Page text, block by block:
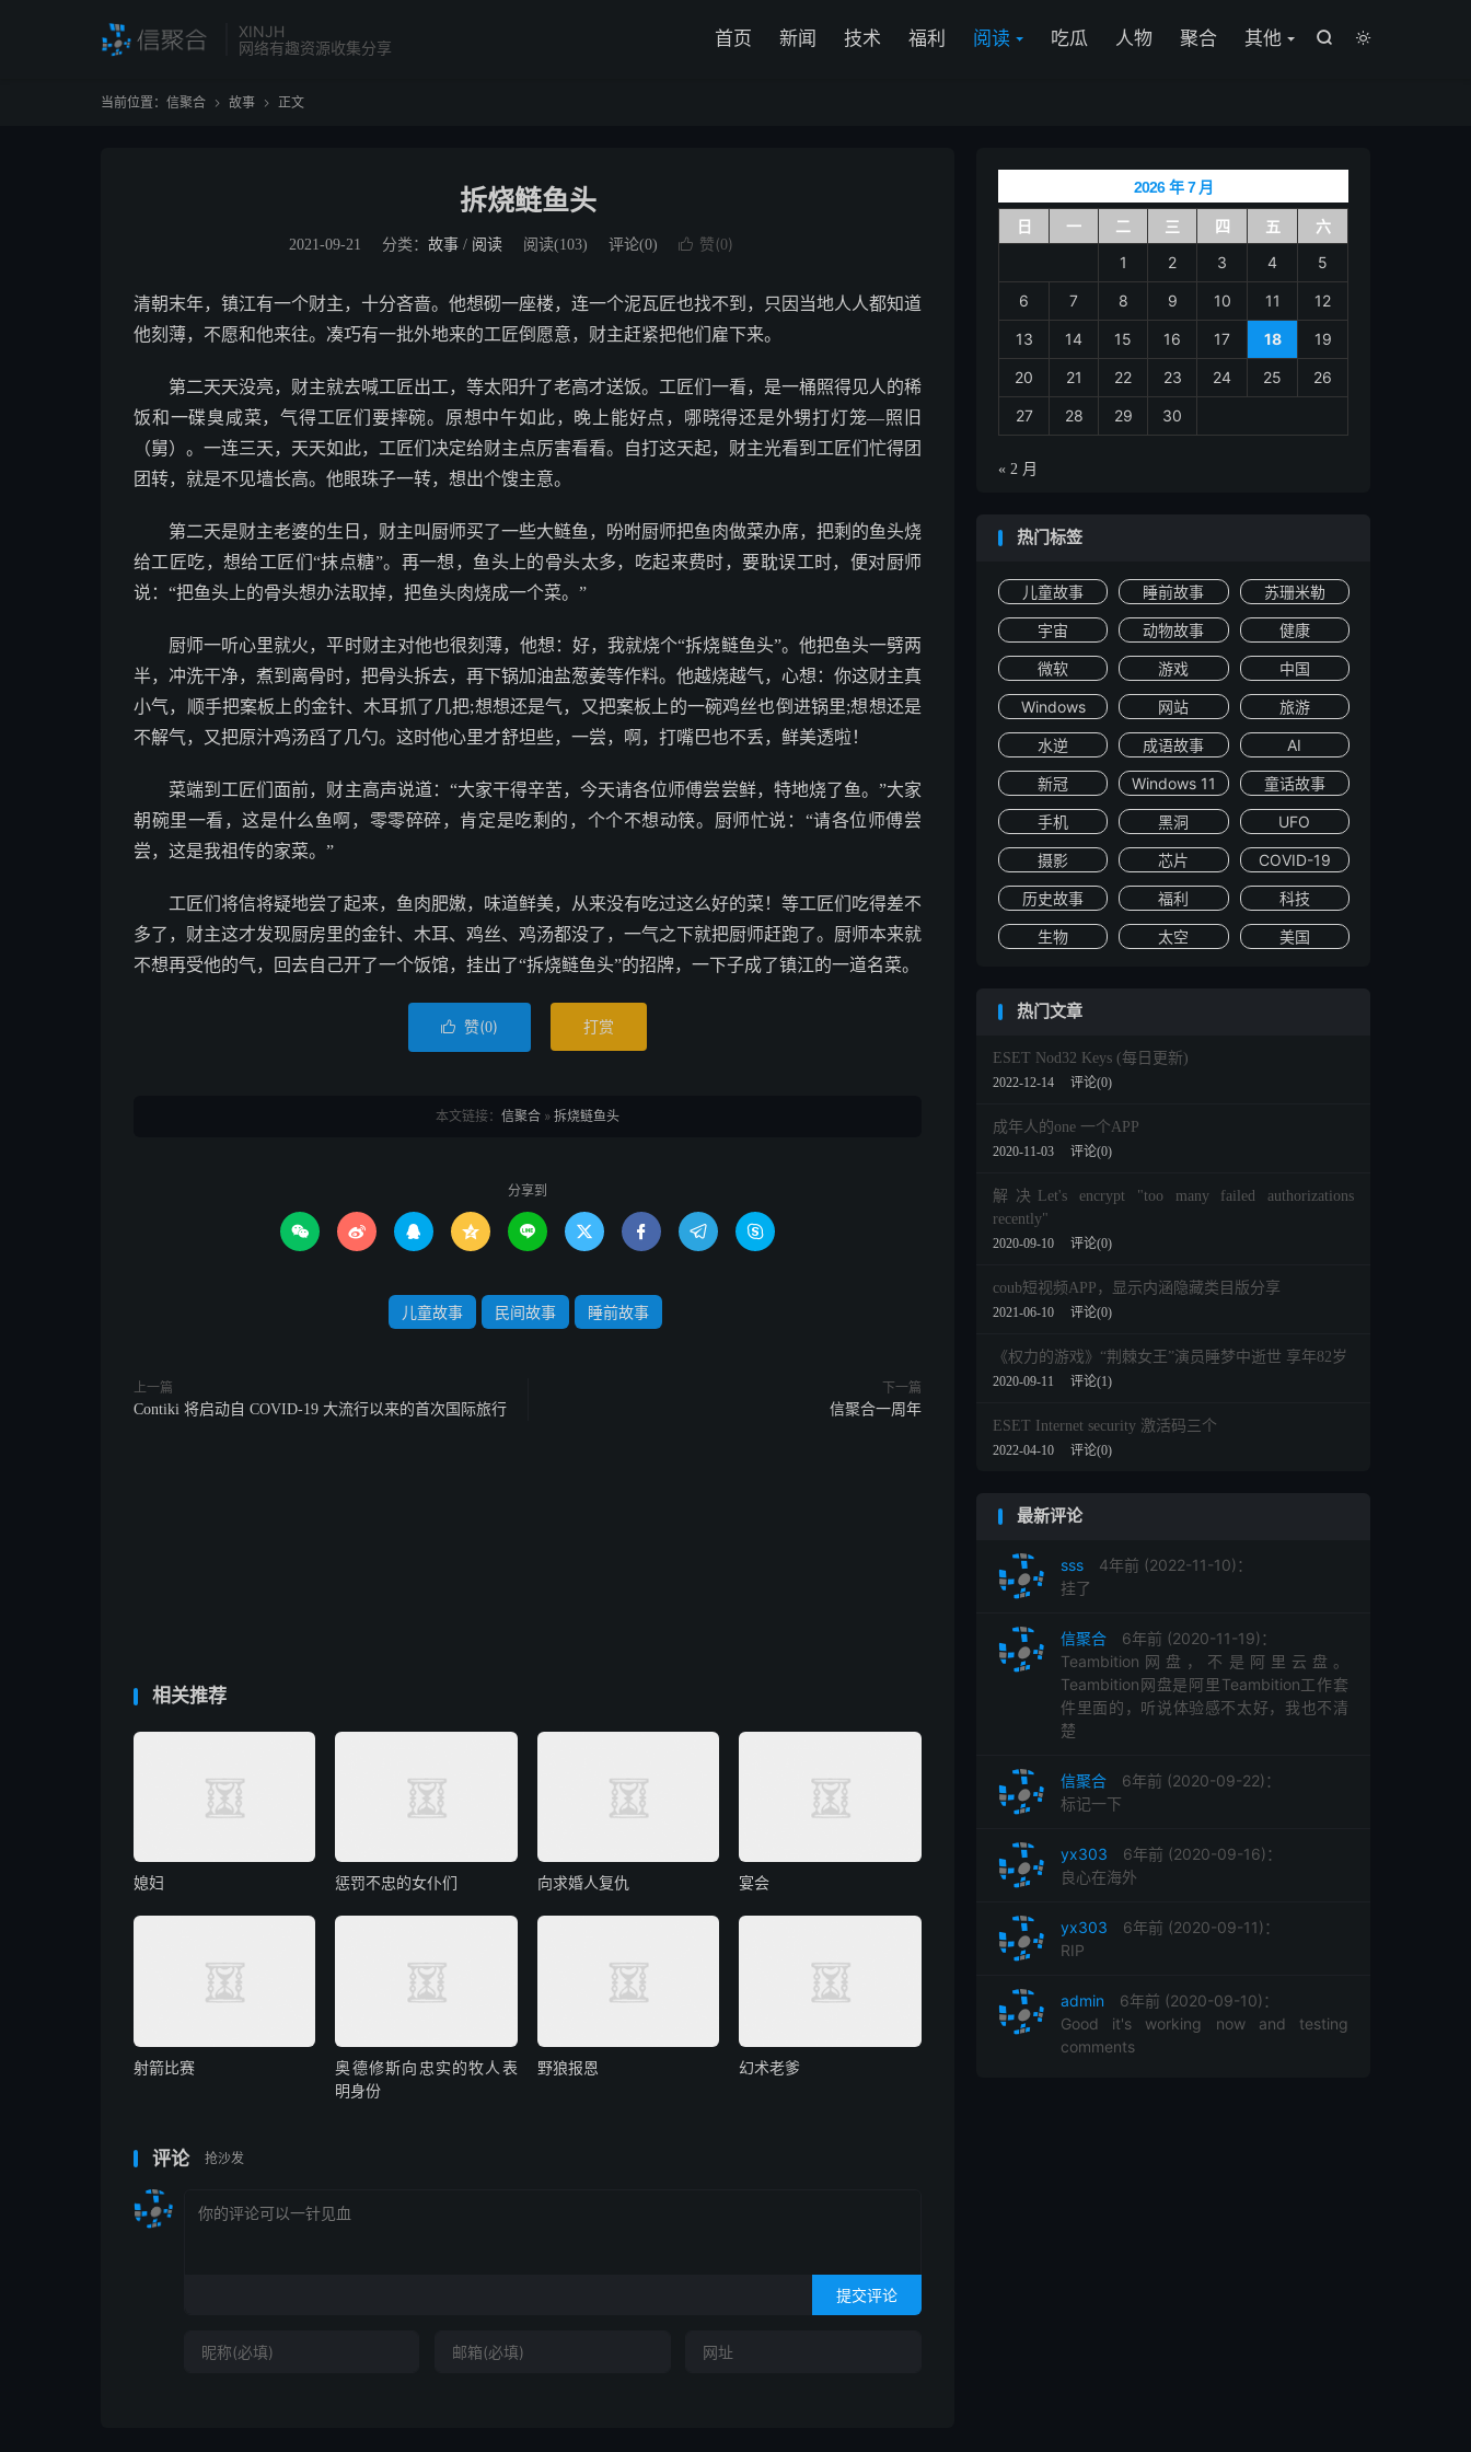
XINJH
网络有趣资源收集分享


首页 新闻 技术 福利 阅读 吃瓜 人物 聚合 其他
当前位置： 信聚合  故事  正文
拆烧鲢鱼头
2021-09-21 分类： 故事 / 阅读 阅读(103) 评论(0)  赞(0)
清朝末年，镇江有一个财主，十分吝啬。他想砌一座楼，连一个泥瓦匠也找不到，只因当地人人都知道
他刻薄，不愿和他来往。凑巧有一批外地来的工匠倒愿意，财主赶紧把他们雇下来。
第二天天没亮，财主就去喊工匠出工，等太阳升了老高才送饭。工匠们一看，是一桶照得见人的稀
饭和一碟臭咸菜，气得工匠们要摔碗。原想中午如此，晚上能好点，哪晓得还是外甥打灯笼—照旧
（舅）。一连三天，天天如此，工匠们决定给财主点厉害看看。自打这天起，财主光看到工匠们忙得团
团转，就是不见墙长高。他眼珠子一转，想出个馊主意。
第二天是财主老婆的生日，财主叫厨师买了一些大鲢鱼，吩咐厨师把鱼肉做菜办席，把剩的鱼头烧
给工匠吃，想给工匠们“抹点糖”。再一想，鱼头上的骨头太多，吃起来费时，要耽误工时，便对厨师
说：“把鱼头上的骨头想办法取掉，把鱼头肉烧成一个菜。”
厨师一听心里就火，平时财主对他也很刻薄，他想：好，我就烧个“拆烧鲢鱼头”。他把鱼头一劈两
半，冲洗干净，煮到离骨时，把骨头拆去，再下锅加油盐葱姜等作料。他越烧越气，心想：你这财主真
小气，顺手把案板上的金针、木耳抓了几把;想想还是气，又把案板上的一碗鸡丝也倒进锅里;想想还是
不解气，又把原汁鸡汤舀了几勺。这时他心里才舒坦些，一尝，啊，打嘴巴也不丢，鲜美透啦！
菜端到工匠们面前，财主高声说道：“大家干得辛苦，今天请各位师傅尝尝鲜，特地烧了鱼。”大家
朝碗里一看，这是什么鱼啊，零零碎碎，肯定是吃剩的，个个不想动筷。厨师忙说：“请各位师傅尝
尝，这是我祖传的家菜。”
工匠们将信将疑地尝了起来，鱼肉肥嫩，味道鲜美，从来没有吃过这么好的菜！等工匠们吃得差不
多了，财主这才发现厨房里的金针、木耳、鸡丝、鸡汤都没了，一气之下就把厨师赶跑了。厨师本来就
不想再受他的气，回去自己开了一个饭馆，挂出了“拆烧鲢鱼头”的招牌，一下子成了镇江的一道名菜。
 赞(0) 打赏
本文链接： 信聚合 » 拆烧鲢鱼头
分享到
        
儿童故事 民间故事 睡前故事
上一篇
Contiki 将启动自 COVID-19 大流行以来的首次国际旅行
下一篇
信聚合一周年
相关推荐
媳妇 惩罚不忠的女仆们 向求婚人复仇 宴会
射箭比赛
奥德修斯向忠实的牧人表
明身份
野狼报恩 幻术老爹
评论 抢沙发
提交评论
2026 年 7 月
日 一 二 三 四 五
六
1
2 3 4 5
6 7 8 9 10 11 12
13 14 15 16 17 18 19
20 21 22 23 24 25 26
27 28 29 30
« 2 月
热门标签
儿童故事 睡前故事 苏珊米勒
宇宙 动物故事 健康
微软 游戏 中国
Windows 网站 旅游
水逆 成语故事 AI
新冠 Windows 11 童话故事
手机 黑洞 UFO
摄影 芯片 COVID-19
历史故事 福利 科技
生物 太空 美国
热门文章
ESET Nod32 Keys (每日更新)
2022-12-14 评论(0)
成年人的one 一个APP
2020-11-03 评论(0)
解决Let's encrypt "too many failed authorizations
recently"
2020-09-10 评论(0)
coub短视频APP，显示内涵隐藏类目版分享
2021-06-10 评论(0)
《权力的游戏》“荆棘女王”演员睡梦中逝世 享年82岁
2020-09-11 评论(1)
ESET Internet security 激活码三个
2022-04-10 评论(0)
最新评论
sss
4年前 (2022-11-10)：
挂了
信聚合
6年前 (2020-11-19)：
Teambition网盘，不是阿里云盘。
Teambition网盘是阿里Teambition工作套
件里面的，听说体验感不太好，我也不清
楚
信聚合
6年前 (2020-09-22)：
标记一下
yx303
6年前 (2020-09-16)：
良心在海外
yx303
6年前 (2020-09-11)：
RIP
admin
6年前 (2020-09-10)：
Good it's working now and testing
comments